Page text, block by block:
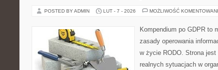
POSTED BY ADMIN LUT - 7 - 2026 MOŻLIWOŚĆ
Kompendium po GDPR to
zasady operowania
w życie RODO. Strona
realnych sytuacjach w